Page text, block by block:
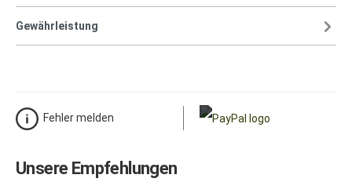
Gewährleistung
Fehler melden
Unsere Empfehlungen